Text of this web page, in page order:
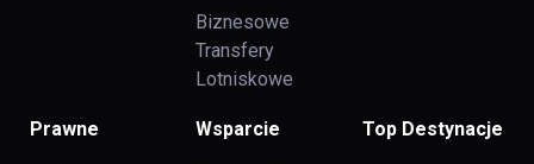
Biznesowe
Transfery
Lotniskowe
Prawne Wsparcie Top Destynacje